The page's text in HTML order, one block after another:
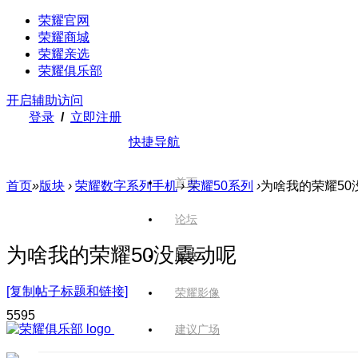
荣耀官网
荣耀商城
荣耀亲选
荣耀俱乐部
开启辅助访问
登录 / 立即注册
快捷导航
首页
论坛
版块
荣耀影像
建议广场
首页»版块 › 荣耀数字系列手机 › 荣耀50系列 ›为啥我的荣耀50
为啥我的荣耀50没震动呢
[复制帖子标题和链接]
5595